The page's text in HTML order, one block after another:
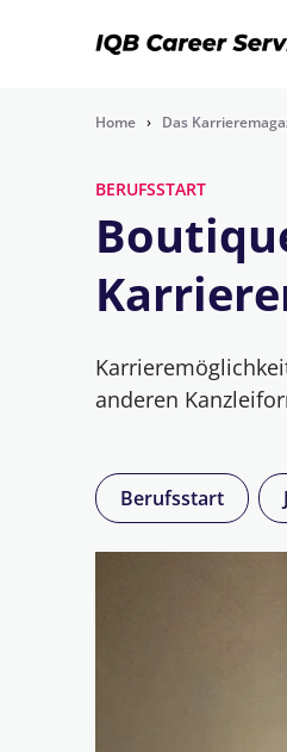
Home › Das
BERUFSSTART
anderen
Berufsstart